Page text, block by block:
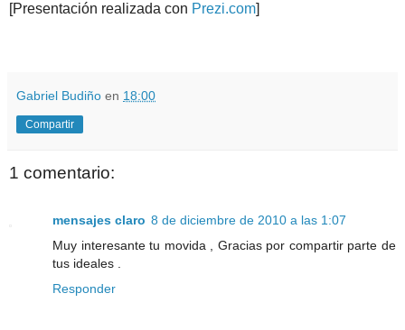
[Presentación realizada con Prezi.com]
Gabriel Budiño en 18:00
Compartir
1 comentario:
mensajes claro 8 de diciembre de 2010 a las 1:07
Muy interesante tu movida , Gracias por compartir parte de
tus ideales .
Responder